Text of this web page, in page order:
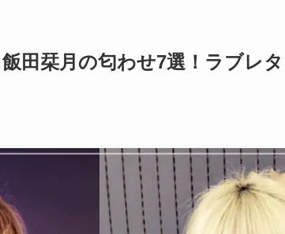
飯田栞月の匂わせ7選！ラブレ